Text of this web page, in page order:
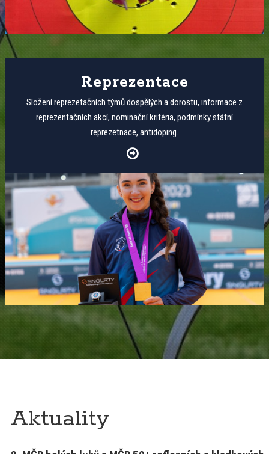
Reprezentace
Složení reprezetačních týmů dospělých a dorostu, informace z
reprezentačních akcí, nominační kritéria, podmínky státní
reprezetnace, antidoping.
Aktuality